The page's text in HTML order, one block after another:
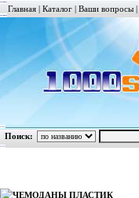
Главная | Каталог | Ваши вопросы |
Поиск:
ЧЕМОДАНЫ ПЛАСТИК